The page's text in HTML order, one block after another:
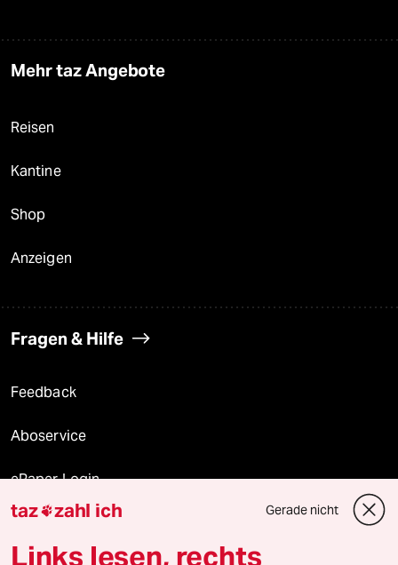
Mehr taz Angebote
Reisen
Kantine
Shop
Anzeigen
Fragen & Hilfe
Feedback
Aboservice
ePaper Login
Downloads für Abonnierende
taz zahl ich Gerade nicht
Links lesen, rechts